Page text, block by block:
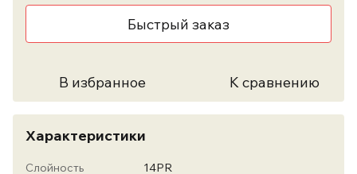
Быстрый заказ
В избранное К сравнению
Характеристики
Слойность
14PR